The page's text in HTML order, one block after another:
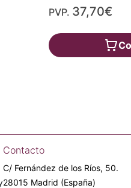
PVP. 37,70€
Contacto
C/ Fernández de los Ríos, 50.
28015 Madrid (España)